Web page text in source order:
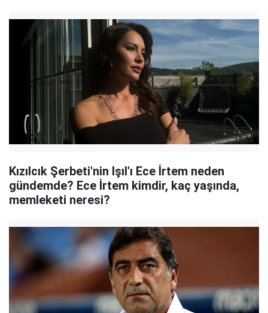
Kızılcık Şerbeti'nin Işıl'ı Ece İrtem neden
gündemde? Ece İrtem kimdir, kaç yaşında,
memleketi neresi?